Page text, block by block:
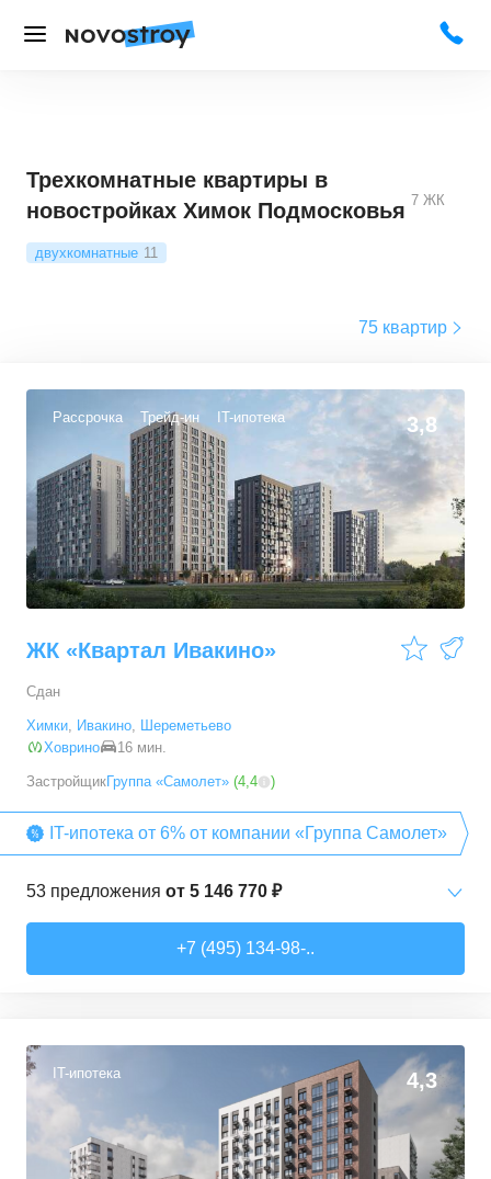
Трехкомнатные квартиры в
новостройках Химок Подмосковья 7 ЖК
двухкомнатные 11
75 квартир
Рассрочка Трейд-ин IT-ипотека 3,8
ЖК «Квартал Ивакино»
Сдан
Химки, Ивакино, Шереметьево
Ховрино
16 мин.
ЗастройщикГруппа «Самолет» (4,4 )
IT-ипотека от 6% от компании «Группа Самолет»
53 предложения от 5 146 770 ₽
31,96–45,32м² 26 предложений
2-комн. кв. от 9 073 140 ₽
64,41 м² 11 предложений
+7 (495) 134-98-..
IT-ипотека 4,3